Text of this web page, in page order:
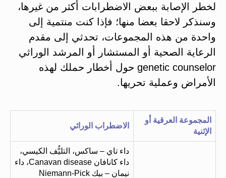
لخطر الإصابة ببعض الاضطرابات أكثر من غيرها،
وسنذكر لاحقا بعضا منها؛ فإذا كنت منتمية إلى
واحدة من هذه المجموعات، تحدثي إلى مقدم
الرعاية الصحية أو المستشار أو المرشد الوراثي
genetic counselor حول أخطار حملك لهذه
الأمراض وعملية تحريها.
المجموعة العرقية أو
الإثنية
الاضطراب الوراثي
داء تاي – ساكس، التليُّف الكيسي،
داء كانافان Canavan disease، داء
نيمان – بيك Niemann-Pick